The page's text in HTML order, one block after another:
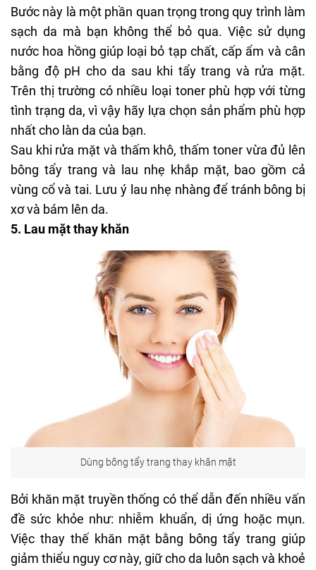
Bước này là một phần quan trọng trong quy trình làm
sạch da mà bạn không thể bỏ qua. Việc sử dụng
nước hoa hồng giúp loại bỏ tạp chất, cấp ẩm và cân
bằng độ pH cho da sau khi tẩy trang và rửa mặt.
Trên thị trường có nhiều loại toner phù hợp với từng
tình trạng da, vì vậy hãy lựa chọn sản phẩm phù hợp
nhất cho làn da của bạn.
Sau khi rửa mặt và thấm khô, thấm toner vừa đủ lên
bông tẩy trang và lau nhẹ khắp mặt, bao gồm cả
vùng cổ và tai. Lưu ý lau nhẹ nhàng để tránh bông bị
xơ và bám lên da.
5. Lau mặt thay khăn
Dùng bông tẩy trang thay khăn mặt
Bởi khăn mặt truyền thống có thể dẫn đến nhiều vấn
đề sức khỏe như: nhiễm khuẩn, dị ứng hoặc mụn.
Việc thay thế khăn mặt bằng bông tẩy trang giúp
giảm thiểu nguy cơ này, giữ cho da luôn sạch và khoẻ